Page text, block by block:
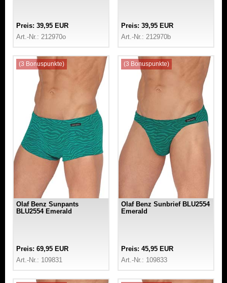
Preis: 39,95 EUR
Art.-Nr.: 212970o
Preis: 39,95 EUR
Art.-Nr.: 212970b
(3 Bonuspunkte)
Olaf Benz Sunpants
BLU2554 Emerald
Preis: 69,95 EUR
Art.-Nr.: 109831
(3 Bonuspunkte)
Olaf Benz Sunbrief BLU2554
Emerald
Preis: 45,95 EUR
Art.-Nr.: 109833